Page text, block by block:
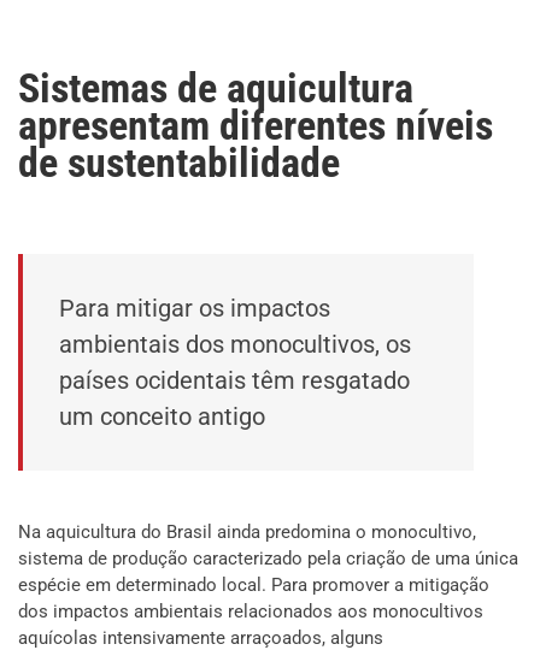
Sistemas de aquicultura
apresentam diferentes níveis
de sustentabilidade
Para mitigar os impactos
ambientais dos monocultivos, os
países ocidentais têm resgatado
um conceito antigo
Na aquicultura do Brasil ainda predomina o monocultivo,
sistema de produção caracterizado pela criação de uma única
espécie em determinado local. Para promover a mitigação
dos impactos ambientais relacionados aos monocultivos
aquícolas intensivamente arraçoados, alguns